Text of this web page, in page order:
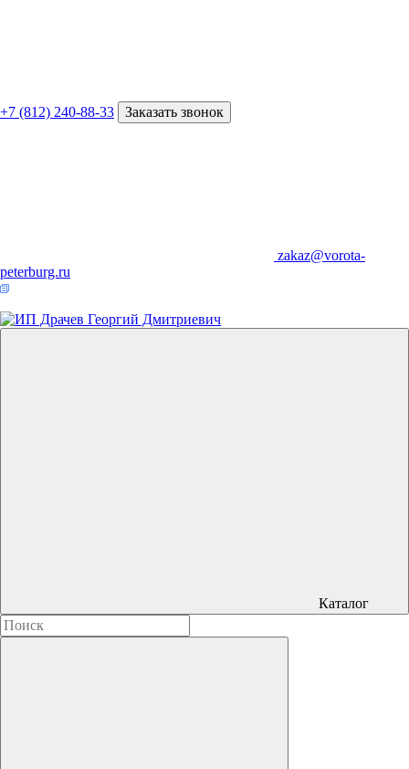
+7 (812) 240-88-33 Заказать звонок
zakaz@vorota-
peterburg.ru
Каталог